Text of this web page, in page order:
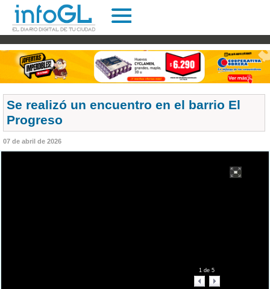
Se realizó un encuentro en el barrio El
Progreso
07 de abril de 2026
1de 5